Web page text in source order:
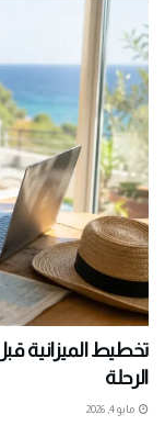
تخطيط الميزانية
الرحلة
مايو 4, 2026